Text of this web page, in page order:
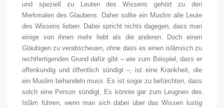
und speziell zu Leuten des Wissens gehört zu den
Merkmalen des Glaubens. Daher sollte ein Muslim alle Leute
des Wissens lieben. Dabei spricht nichts dagegen, dass man
einige von ihnen mehr liebt als die anderen. Doch einen
Gläubigen zu verabscheuen, ohne dass es einen islâmisch zu
rechtfertigenden Grund dafür gibt – wie zum Beispiel, dass er
offenkundig und öffentlich sündigt –, ist eine Krankheit, die
ein Muslim behandeln muss. Es ist sogar zu befürchten, dass
solch eine Person sündigt. Es könnte gar zum Leugnen des
Islâm führen, wenn man sich dabei über das Wissen lustig